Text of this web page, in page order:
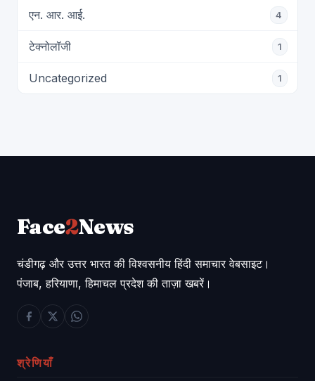
एन. आर. आई. 4
टेक्नोलॉजी 1
Uncategorized 1
Face2News
चंडीगढ़ और उत्तर भारत की विश्वसनीय हिंदी समाचार वेबसाइट।
पंजाब, हरियाणा, हिमाचल प्रदेश की ताज़ा खबरें।
श्रेणियाँ